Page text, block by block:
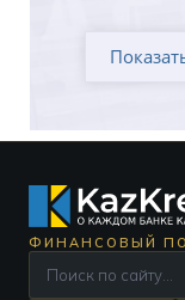
ФИНАНСОВЫЙ